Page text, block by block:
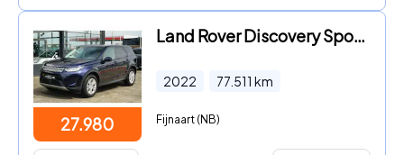
27.980
Land Rover Discovery Sport - P300e S
2022 77.511 km
Fijnaart (NB)